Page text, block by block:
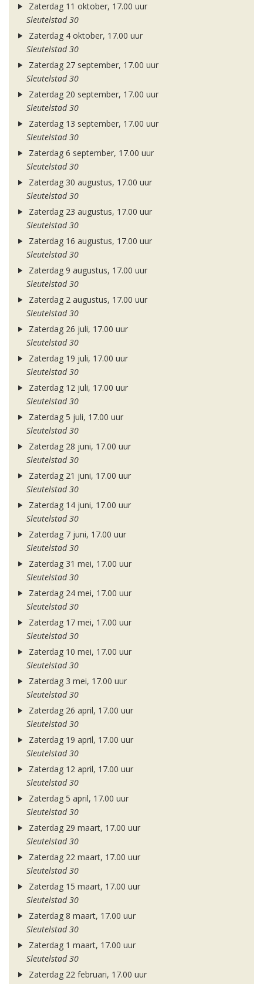
Zaterdag 11 oktober, 17.00 uur
Sleutelstad 30
Zaterdag 4 oktober, 17.00 uur
Sleutelstad 30
Zaterdag 27 september, 17.00 uur
Sleutelstad 30
Zaterdag 20 september, 17.00 uur
Sleutelstad 30
Zaterdag 13 september, 17.00 uur
Sleutelstad 30
Zaterdag 6 september, 17.00 uur
Sleutelstad 30
Zaterdag 30 augustus, 17.00 uur
Sleutelstad 30
Zaterdag 23 augustus, 17.00 uur
Sleutelstad 30
Zaterdag 16 augustus, 17.00 uur
Sleutelstad 30
Zaterdag 9 augustus, 17.00 uur
Sleutelstad 30
Zaterdag 2 augustus, 17.00 uur
Sleutelstad 30
Zaterdag 26 juli, 17.00 uur
Sleutelstad 30
Zaterdag 19 juli, 17.00 uur
Sleutelstad 30
Zaterdag 12 juli, 17.00 uur
Sleutelstad 30
Zaterdag 5 juli, 17.00 uur
Sleutelstad 30
Zaterdag 28 juni, 17.00 uur
Sleutelstad 30
Zaterdag 21 juni, 17.00 uur
Sleutelstad 30
Zaterdag 14 juni, 17.00 uur
Sleutelstad 30
Zaterdag 7 juni, 17.00 uur
Sleutelstad 30
Zaterdag 31 mei, 17.00 uur
Sleutelstad 30
Zaterdag 24 mei, 17.00 uur
Sleutelstad 30
Zaterdag 17 mei, 17.00 uur
Sleutelstad 30
Zaterdag 10 mei, 17.00 uur
Sleutelstad 30
Zaterdag 3 mei, 17.00 uur
Sleutelstad 30
Zaterdag 26 april, 17.00 uur
Sleutelstad 30
Zaterdag 19 april, 17.00 uur
Sleutelstad 30
Zaterdag 12 april, 17.00 uur
Sleutelstad 30
Zaterdag 5 april, 17.00 uur
Sleutelstad 30
Zaterdag 29 maart, 17.00 uur
Sleutelstad 30
Zaterdag 22 maart, 17.00 uur
Sleutelstad 30
Zaterdag 15 maart, 17.00 uur
Sleutelstad 30
Zaterdag 8 maart, 17.00 uur
Sleutelstad 30
Zaterdag 1 maart, 17.00 uur
Sleutelstad 30
Zaterdag 22 februari, 17.00 uur